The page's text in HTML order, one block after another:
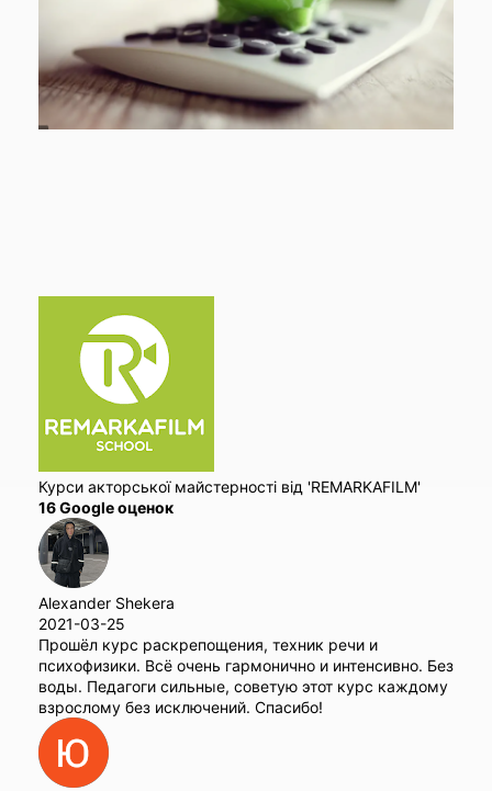
Курси акторської майстерності від 'REMARKAFILM'
16 Google оценок
Alexander Shekera
2021-03-25
Прошёл курс раскрепощения, техник речи и
психофизики. Всё очень гармонично и интенсивно. Без
воды. Педагоги сильные, советую этот курс каждому
взрослому без исключений. Спасибо!